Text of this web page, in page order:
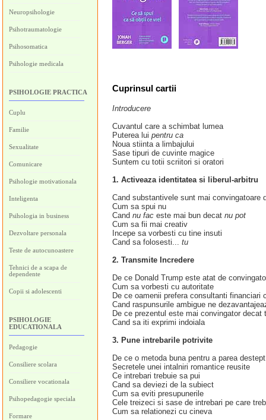
Neuropsihologie
Psihotraumatologie
Psihosomatica
Psihologie medicala
PSIHOLOGIE PRACTICA
Cuplu
Familie
Sexualitate
Comunicare
Psihologie motivationala
Inteligenta
Psihologia in business
Dezvoltare personala
Teste de autocunoastere
Tehnici de a scapa de
dependente
Copii si adolescenti
PSIHOLOGIE
EDUCATIONALA
Pedagogie
Consiliere scolara
Consiliere vocationala
Psihopedagogie speciala
Formare
Cuprinsul cartii
Introducere
Cuvantul care a schimbat lumea
Puterea lui pentru ca
Noua stiinta a limbajului
Sase tipuri de cuvinte magice
Suntem cu totii scriitori si oratori
1. Activeaza identitatea si liberul-arbitru
Cand substantivele sunt mai convingatoare
Cum sa spui nu
Cand nu fac este mai bun decat nu pot
Cum sa fii mai creativ
Incepe sa vorbesti cu tine insuti
Cand sa folosesti... tu
2. Transmite Incredere
De ce Donald Trump este atat de
Cum sa vorbesti cu autoritate
De ce oamenii prefera consultanti
Cand raspunsurile ambigue ne
De ce prezentul este mai convingator decat
Cand sa iti exprimi indoiala
3. Pune intrebarile potrivite
De ce o metoda buna pentru a parea
Secretele unei intalniri romantice reusite
Ce intrebari trebuie sa pui
Cand sa deviezi de la subiect
Cum sa eviti presupunerile
Cele treizeci si sase de intrebari pe care
Cum sa relationezi cu cineva